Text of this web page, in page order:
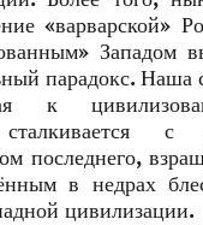
«варварской»
Западом
парадокс. Наша
к
с
последнего,
в недрах
цивилизации.